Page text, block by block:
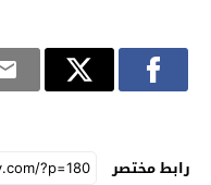
رابط مختصر